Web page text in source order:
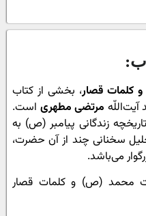
کلمات قصار، بخشى از کتاب
مرتضی مطهرى است.
زندگانى پیامبر (ص) به
سخنانى چند از آن حضرت،
مى‌باشد.
محمد (ص) و کلمات قصار